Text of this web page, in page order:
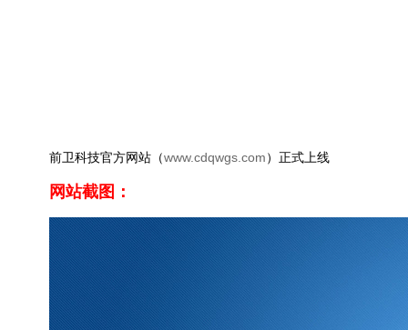
前卫科技官方网站（www.cdqwgs.com ）正式上线
网站截图：